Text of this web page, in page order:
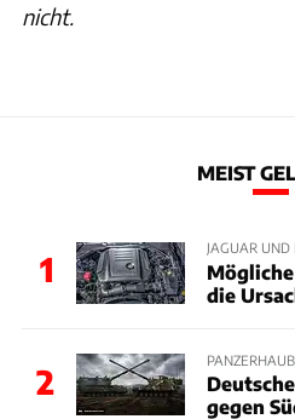
nicht.
MEIST
1
JAGUAR
die
2
gegen